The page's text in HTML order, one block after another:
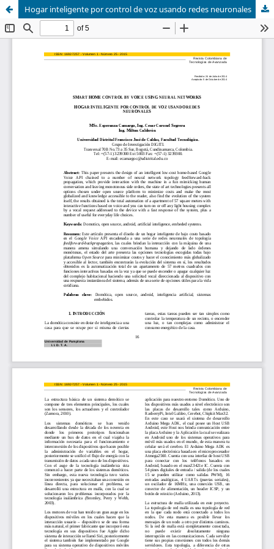
Hogar inteligente por control de voz usando redes neuronales